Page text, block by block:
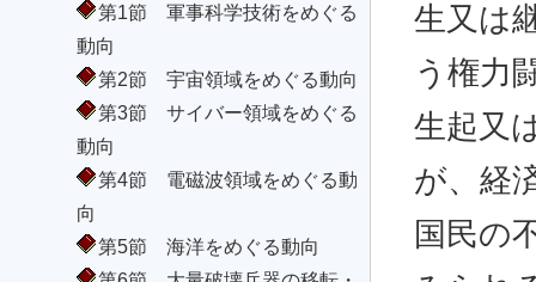
第1節 軍事科学技術をめぐる
動向
第2節 宇宙領域をめぐる動向
第3節 サイバー領域をめぐる
動向
第4節 電磁波領域をめぐる動
向
第5節 海洋をめぐる動向
生又は
う権力
生起又
が、経
国民の